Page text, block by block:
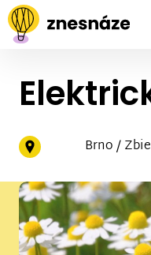
Brno /